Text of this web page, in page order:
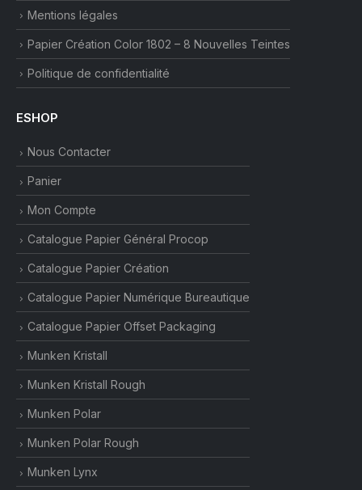
Mentions légales
Papier Création Color 1802 – 8 Nouvelles Teintes
Politique de confidentialité
ESHOP
Nous Contacter
Panier
Mon Compte
Catalogue Papier Général Procop
Catalogue Papier Création
Catalogue Papier Numérique Bureautique
Catalogue Papier Offset Packaging
Munken Kristall
Munken Kristall Rough
Munken Polar
Munken Polar Rough
Munken Lynx